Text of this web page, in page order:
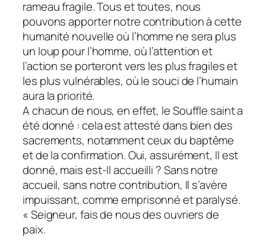
rameau fragile. Tous et toutes, nous
pouvons apporter notre contribution à cette
humanité nouvelle où l’homme ne sera plus
un loup pour l’homme, où l’attention et
l’action se porteront vers les plus fragiles et
les plus vulnérables, où le souci de l’humain
aura la priorité.
A chacun de nous, en effet, le Souffle saint a
été donné : cela est attesté dans bien des
sacrements, notamment ceux du baptême
et de la confirmation. Oui, assurément, Il est
donné, mais est-Il accueilli ? Sans notre
accueil, sans notre contribution, Il s’avère
impuissant, comme emprisonné et paralysé.
« Seigneur, fais de nous des ouvriers de
paix.